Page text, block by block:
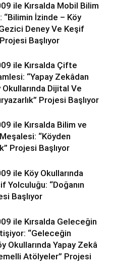
ile Kırsalda Mobil Bilim
İzinde – Köy
Deney Ve Keşif
Başlıyor
ile Kırsalda Çifte
“Yapay Zekâdan
Okullarında Dijital Ve
Projesi Başlıyor
ile Kırsalda Bilim ve
“Köyden
Projesi Başlıyor
ile Köy Okullarında
Yolculuğu: “Doğanın
Başlıyor
ile Kırsalda Geleceğin
“Geleceğin
Okullarında Yapay Zekâ
Atölyeler” Projesi